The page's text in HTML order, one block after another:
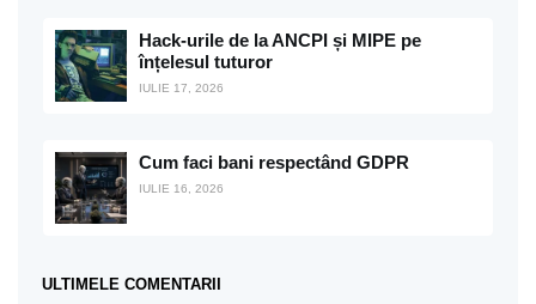
Hack-urile de la ANCPI și MIPE pe
înțelesul tuturor
IULIE 17, 2026
Cum faci bani respectând GDPR
IULIE 16, 2026
ULTIMELE COMENTARII